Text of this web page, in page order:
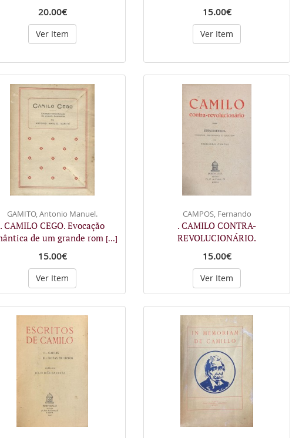
20.00€
Ver Item
15.00€
Ver Item
GAMITO, Antonio Manuel.
. CAMILO CEGO. Evocação
de um grande rom [...]
15.00€
Ver Item
CAMPOS, Fernando
. CAMILO CONTRA-
REVOLUCIONÁRIO.
15.00€
Ver Item